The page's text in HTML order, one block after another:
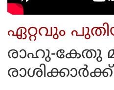
ഏറ്റവും
രാഹു-കേതു